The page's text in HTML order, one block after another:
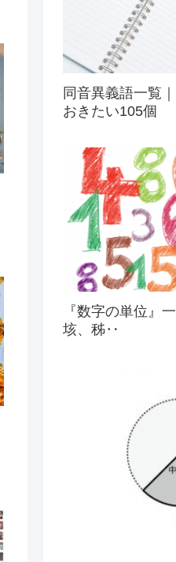
同音異義語一覧
おきたい105個
『数字の単位』
垓、秭‥